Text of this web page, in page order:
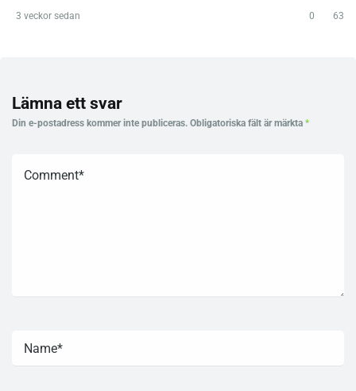
3 veckor sedan 0 63
Lämna ett svar
Din e-postadress kommer inte publiceras. Obligatoriska fält är märkta *